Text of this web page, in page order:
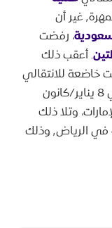
سيطر خلالها على حضرموت والمهرة٬ غير أن
، رفضت
. أعقب ذلك
خاضعة للانتقالي
في 8 يناير/كانون
الإمارات، وتلا ذلك
٬ عبر قياداته في الرياض٬ وذلك